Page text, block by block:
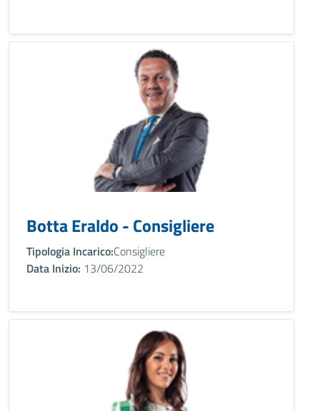
Botta Eraldo - Consigliere
Tipologia Incarico:Consigliere
Data Inizio: 13/06/2022